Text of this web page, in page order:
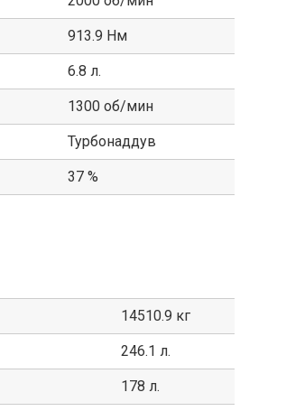
913.9 Нм
6.8 л.
1300 об/мин
Турбонаддув
37 %
14510.9 кг
246.1 л.
178 л.